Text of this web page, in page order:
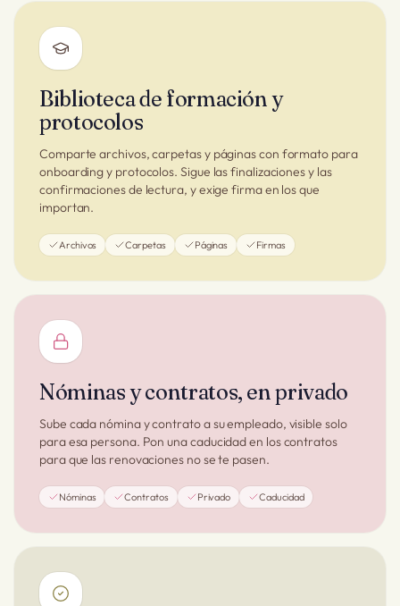
Biblioteca de formación y
protocolos
Comparte archivos, carpetas y páginas con formato para
onboarding y protocolos. Sigue las finalizaciones y las
confirmaciones de lectura, y exige firma en los que
importan.
Archivos Carpetas Páginas Firmas
Nóminas y contratos, en privado
Sube cada nómina y contrato a su empleado, visible solo
para esa persona. Pon una caducidad en los contratos
para que las renovaciones no se te pasen.
Nóminas Contratos Privado Caducidad